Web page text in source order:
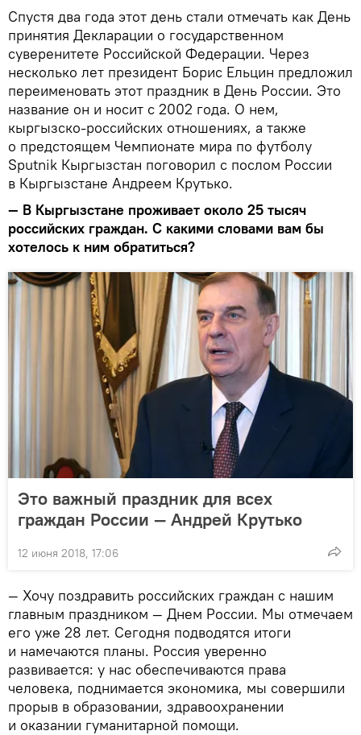
Спустя два года этот день стали отмечать как День
принятия Декларации о государственном
суверенитете Российской Федерации. Через
несколько лет президент Борис Ельцин предложил
переименовать этот праздник в День России. Это
название он и носит с 2002 года. О нем,
кыргызско-российских отношениях, а также
о предстоящем Чемпионате мира по футболу
Sputnik Кыргызстан поговорил с послом России
в Кыргызстане Андреем Крутько.
— В Кыргызстане проживает около 25 тысяч
российских граждан. С какими словами вам бы
хотелось к ним обратиться?
Это важный праздник для всех
граждан России — Андрей Крутько
12 июня 2018, 17:06
— Хочу поздравить российских граждан с нашим
главным праздником — Днем России. Мы отмечаем
его уже 28 лет. Сегодня подводятся итоги
и намечаются планы. Россия уверенно
развивается: у нас обеспечиваются права
человека, поднимается экономика, мы совершили
прорыв в образовании, здравоохранении
и оказании гуманитарной помощи.